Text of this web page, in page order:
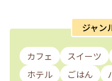
ジャン
カフェ スイーツ
ホテル
ごはん